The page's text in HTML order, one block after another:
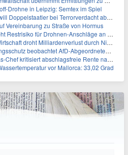
Drohne in Leipzig: Semtex im Spiel
Doppelstaatler bei Terrorverdacht abschieben
Vereinbarung zu Straße von Hormus
für Drohnen-Anschläge an Flughäfen
droht Milliardenverlust durch Niedrigwasser
beobachtet AfD-Abgeordneten Nolte
kritisiert abschlagsfreie Rente nach 45 Jahren
vor Mallorca: 33,02 Grad